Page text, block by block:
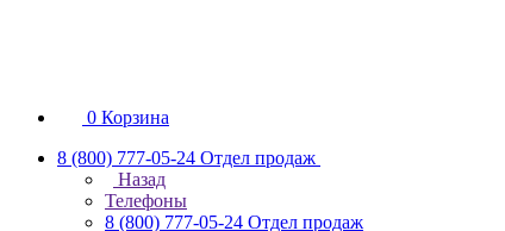
0 Корзина
8 (800) 777-05-24 Отдел продаж
Назад
Телефоны
8 (800) 777-05-24 Отдел продаж